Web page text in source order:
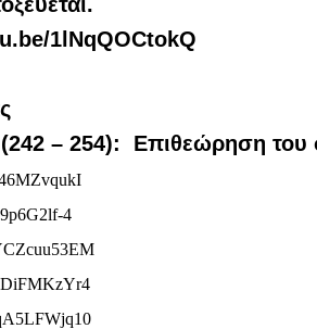
1lNqQOCtokQ
– 254): Επιθεώρηση του
4